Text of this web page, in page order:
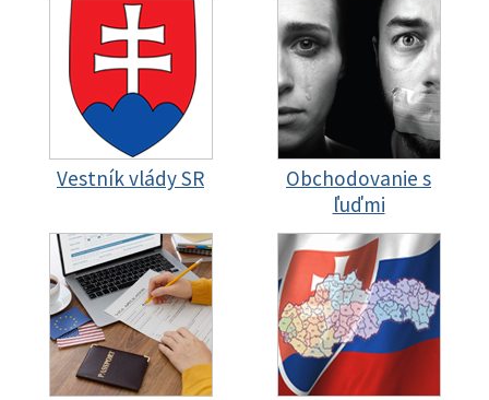
Vestník vlády SR
Obchodovanie s
ľuďmi